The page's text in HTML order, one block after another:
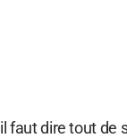
faut dire tout de